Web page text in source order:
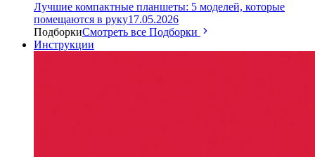
Лучшие компактные планшеты: 5 моделей, которые
помещаются в руку17.05.2026
ПодборкиСмотреть все Подборки
Инструкции